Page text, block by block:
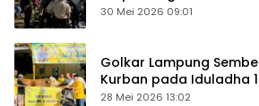
Keamanan Ditingkatkan
30 Mei 2026 09:01
Golkar Lampung
Kurban pada Iduladha
28 Mei 2026 13:02